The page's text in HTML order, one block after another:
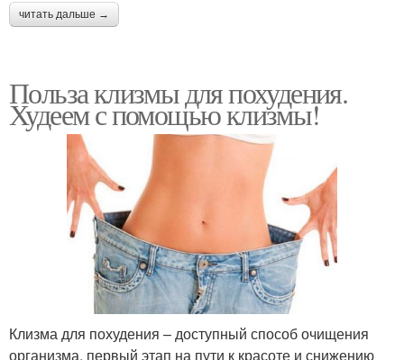
читать дальше →
Польза клизмы для похудения.
Худеем с помощью клизмы!
Клизма для похудения – доступный способ очищения
организма, первый этап на пути к красоте и снижению